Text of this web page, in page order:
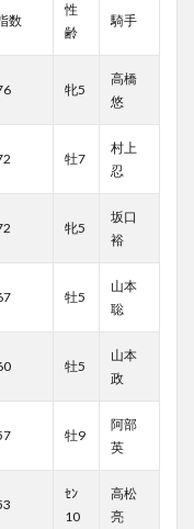
数
性
齢
騎手
牝5
高橋
悠
牡7
村上
忍
牝5
坂口
裕
牡5
山本
聡
牡5
山本
政
牡9
阿部
英
ｾﾝ
10
高松
亮